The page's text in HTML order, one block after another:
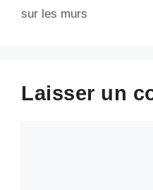
sur les murs
Laisser un